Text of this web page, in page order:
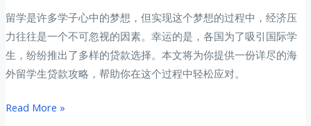
留学是许多学子心中的梦想，但实现这个梦想的过程中，经济压
力往往是一个不可忽视的因素。幸运的是，各国为了吸引国际学
生，纷纷推出了多样的贷款选择。本文将为你提供一份详尽的海
外留学生贷款攻略，帮助你在这个过程中轻松应对。
海
Read More »